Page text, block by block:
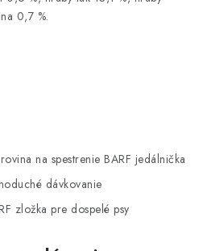
0,7 %.
na spestrenie BARF jedálnička
dávkovanie
zložka pre dospelé psy